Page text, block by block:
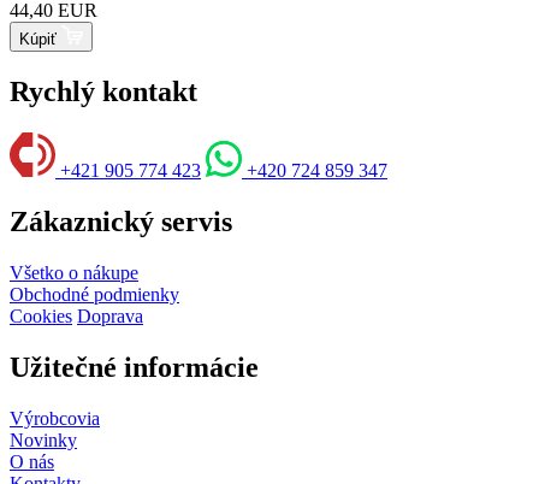
44,40 EUR
Kúpiť
Rychlý kontakt
+421 905 774 423 +420 724 859 347
Zákaznický servis
Všetko o nákupe
Obchodné podmienky
Cookies Doprava
Užitečné informácie
Výrobcovia
Novinky
O nás